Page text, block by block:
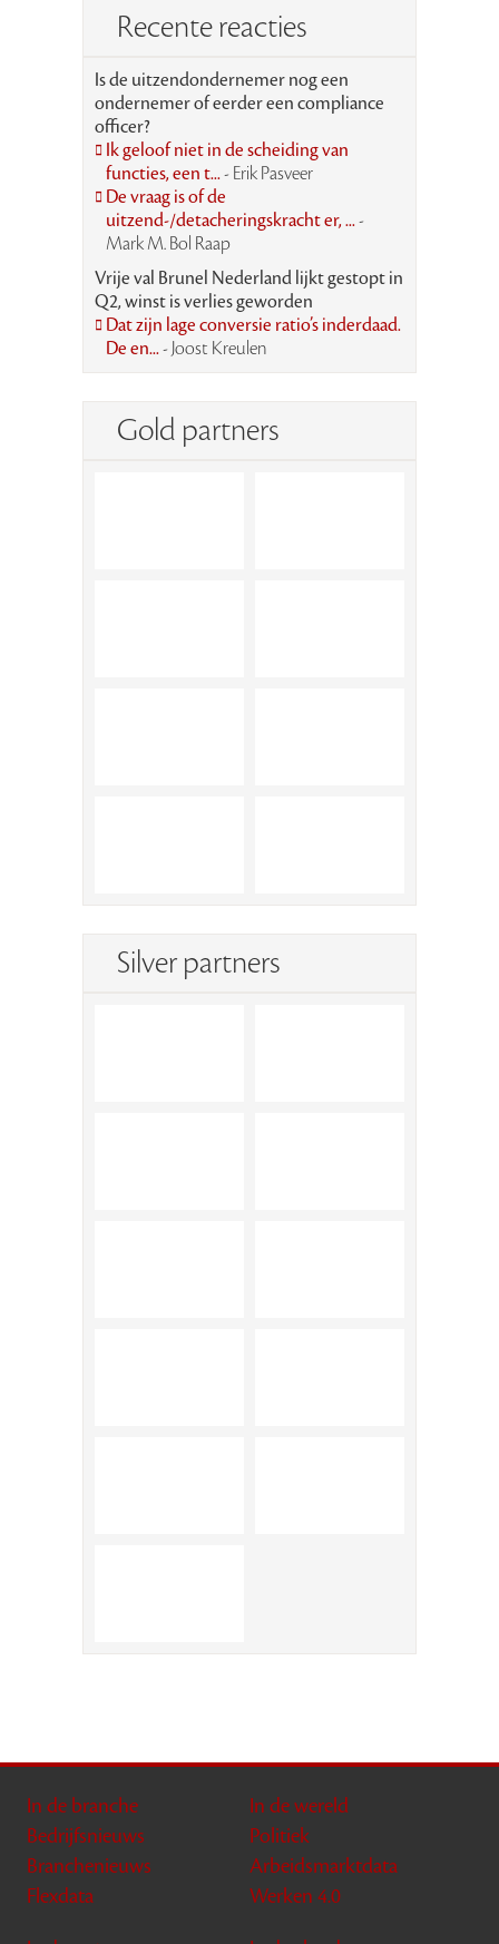
Recente reacties
Is de uitzendondernemer nog een
ondernemer of eerder een compliance
officer?
Ik geloof niet in de scheiding van
functies, een t...- Erik Pasveer
De vraag is of de
uitzend-/detacheringskracht er, ...-
Mark M. Bol Raap
Vrije val Brunel Nederland lijkt gestopt in
Q2, winst is verlies geworden
Dat zijn lage conversie ratio’s inderdaad.
De en...- Joost Kreulen
Gold partners
Silver partners
In de branche
Bedrijfsnieuws
Branchenieuws
Flexdata
In de wereld
Politiek
Arbeidsmarktdata
Werken 4.0